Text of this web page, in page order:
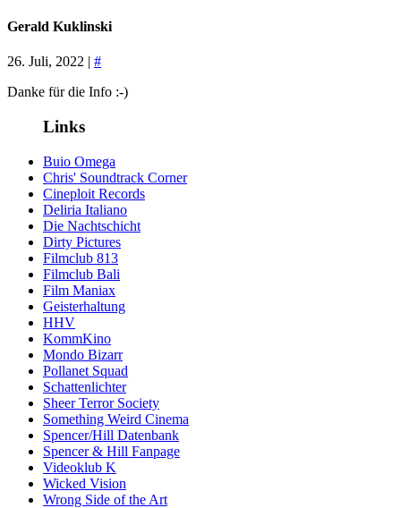
Gerald Kuklinski
26. Juli, 2022 | #
Danke für die Info :-)
Links
Buio Omega
Chris' Soundtrack Corner
Cineploit Records
Deliria Italiano
Die Nachtschicht
Dirty Pictures
Filmclub 813
Filmclub Bali
Film Maniax
Geisterhaltung
HHV
KommKino
Mondo Bizarr
Pollanet Squad
Schattenlichter
Sheer Terror Society
Something Weird Cinema
Spencer/Hill Datenbank
Spencer & Hill Fanpage
Videoklub K
Wicked Vision
Wrong Side of the Art